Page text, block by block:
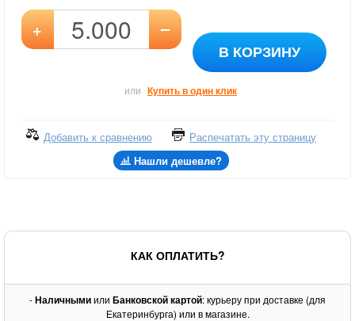
+ –
В КОРЗИНУ
или Купить в один клик
Добавить к сравнению
Распечатать эту страницу
Нашли дешевле?
КАК ОПЛАТИТЬ?
-Наличнымиили Банковской картой: курьеру при доставке (для
Екатеринбурга) или в магазине.